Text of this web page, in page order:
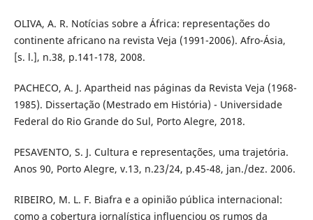
OLIVA, A. R. Notícias sobre a África: representações do
continente africano na revista Veja (1991-2006). Afro-Ásia,
[s. l.], n.38, p.141-178, 2008.
PACHECO, A. J. Apartheid nas páginas da Revista Veja (1968-
1985). Dissertação (Mestrado em História) - Universidade
Federal do Rio Grande do Sul, Porto Alegre, 2018.
PESAVENTO, S. J. Cultura e representações, uma trajetória.
Anos 90, Porto Alegre, v.13, n.23/24, p.45-48, jan./dez. 2006.
RIBEIRO, M. L. F. Biafra e a opinião pública internacional:
como a cobertura jornalística influenciou os rumos da